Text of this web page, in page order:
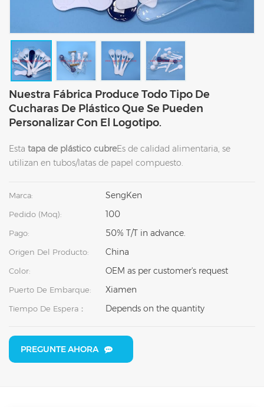
Nuestra Fábrica Produce Todo Tipo De
Cucharas De Plástico Que Se Pueden
Personalizar Con El Logotipo.
Esta tapa de plástico cubreEs de calidad alimentaria, se
utilizan en tubos/latas de papel compuesto.
Marca: SengKen
Pedido (moq): 100
Pago: 50% T/T in advance.
Origen Del Producto: China
Color: OEM as per customer's request
Puerto De Embarque: Xiamen
Tiempo De Espera： Depends on the quantity
PREGUNTE AHORA